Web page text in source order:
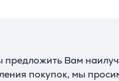
предложить Вам
покупок, мы